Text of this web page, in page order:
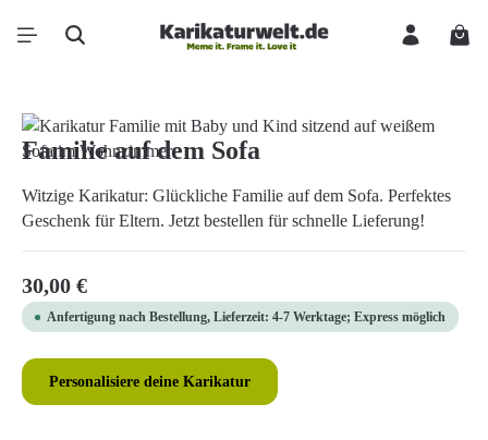
Zum Hauptinhalt springen
Bildergalerie überspringen
Familie auf dem Sofa
Witzige Karikatur: Glückliche Familie auf dem Sofa. Perfektes
Geschenk für Eltern. Jetzt bestellen für schnelle Lieferung!
Regulärer Preis:
30,00 €
Anfertigung nach Bestellung, Lieferzeit: 4-7 Werktage; Express möglich
Personalisiere deine Karikatur